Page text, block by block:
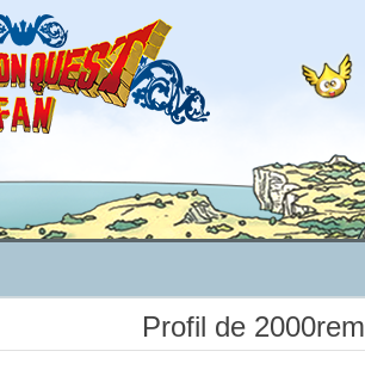
Profil de 2000rem